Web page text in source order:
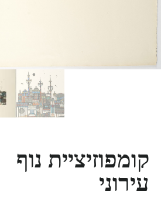
קומפוזיציית נוף
עירוני